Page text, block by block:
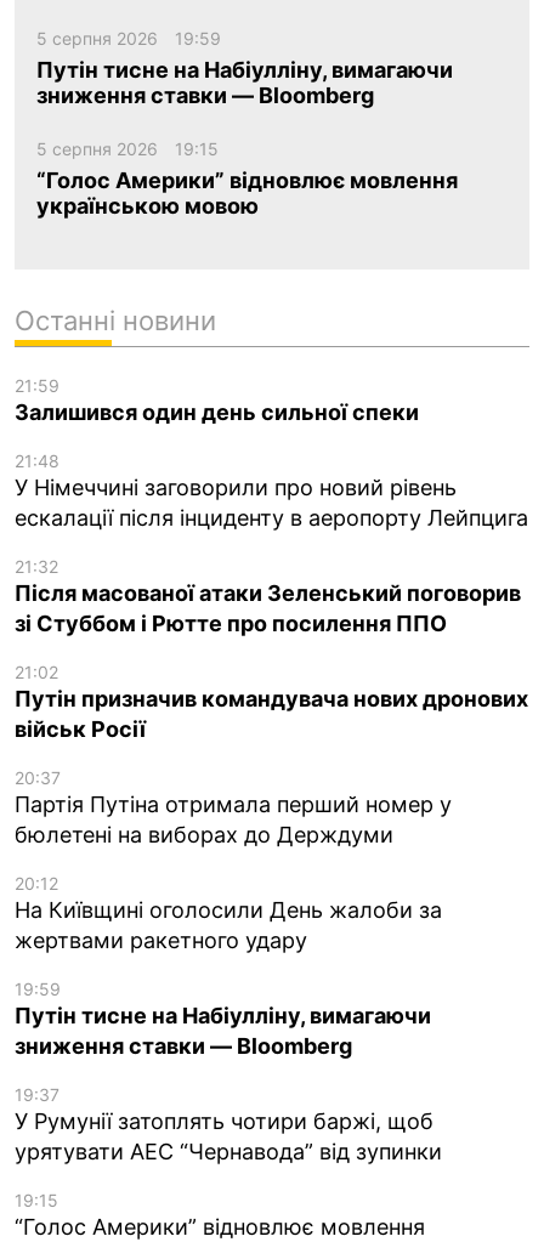
5 серпня 2026 19:59
Путін тисне на Набіулліну, вимагаючи
зниження ставки — Bloomberg
5 серпня 2026 19:15
“Голос Америки” відновлює мовлення
українською мовою
Останні новини
21:59
Залишився один день сильної спеки
21:48
У Німеччині заговорили про новий рівень
ескалації після інциденту в аеропорту Лейпцига
21:32
Після масованої атаки Зеленський поговорив
зі Стуббом і Рютте про посилення ППО
21:02
Путін призначив командувача нових дронових
військ Росії
20:37
Партія Путіна отримала перший номер у
бюлетені на виборах до Держдуми
20:12
На Київщині оголосили День жалоби за
жертвами ракетного удару
19:59
Путін тисне на Набіулліну, вимагаючи
зниження ставки — Bloomberg
19:37
У Румунії затоплять чотири баржі, щоб
урятувати АЕС “Чернавода” від зупинки
19:15
“Голос Америки” відновлює мовлення